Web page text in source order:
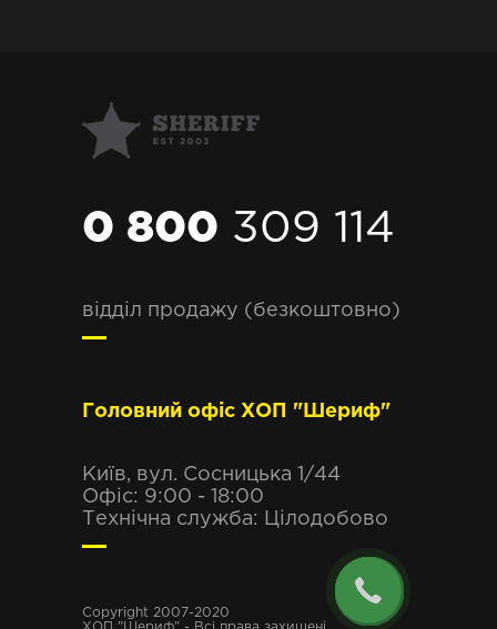
0 800 309 114
Головний офіс ХОП "Шериф"
Київ, вул. Сосницька 1/44
Офіс: 9:00 - 18:00
Технічна служба: Цілодобово
відділ продажу (безкоштовно)
Copyright 2007-2020